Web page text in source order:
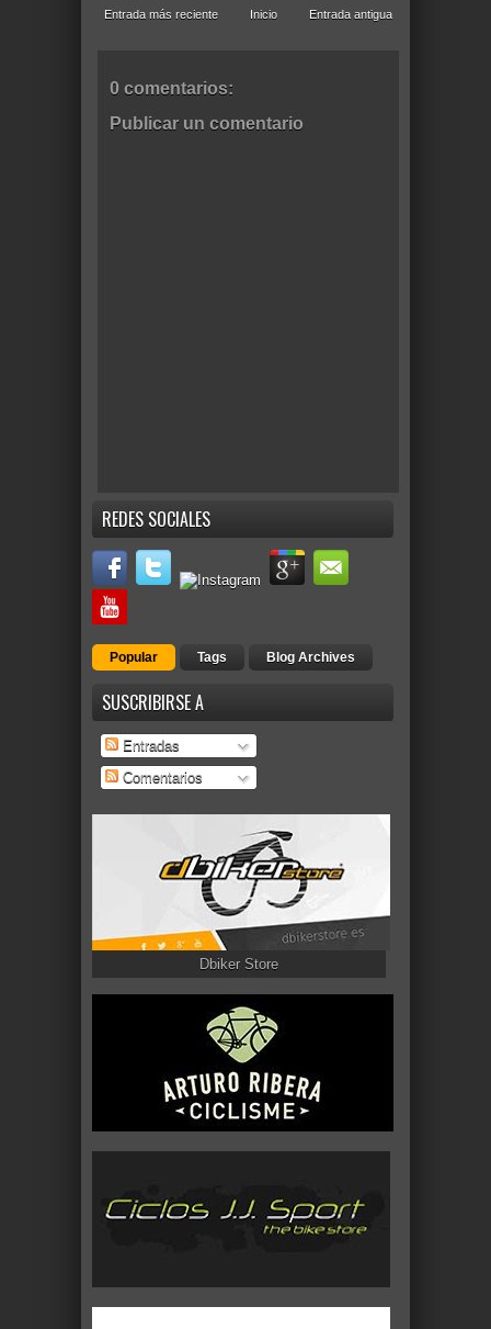
Entrada más reciente Entrada antigua
Inicio
0 comentarios:
Publicar un comentario
REDES SOCIALES
Popular Tags Blog Archives
SUSCRIBIRSE A
Entradas
Comentarios
Dbiker Store